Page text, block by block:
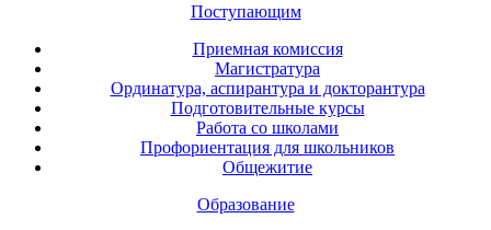
Поступающим
Приемная комиссия
Магистратура
Ординатура, аспирантура и докторантура
Подготовительные курсы
Работа со школами
Профориентация для школьников
Общежитие
Образование